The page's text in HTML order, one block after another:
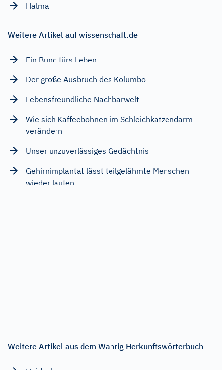
Halma
Weitere Artikel auf wissenschaft.de
Ein Bund fürs Leben
Der große Ausbruch des Kolumbo
Lebensfreundliche Nachbarwelt
Wie sich Kaffeebohnen im Schleichkatzendarm
verändern
Unser unzuverlässiges Gedächtnis
Gehirnimplantat lässt teilgelähmte Menschen
wieder laufen
Weitere Artikel aus dem Wahrig Herkunftswörterbuch